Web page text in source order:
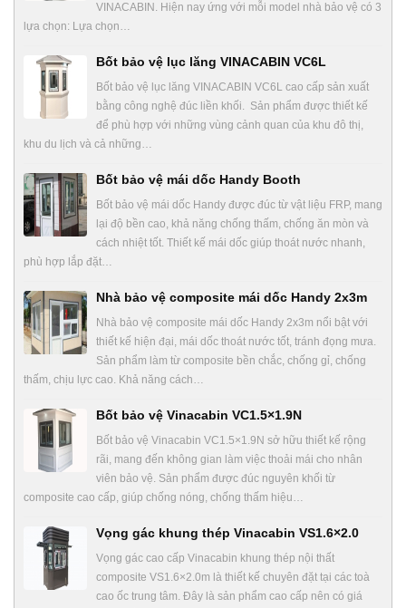
VINACABIN. Hiện nay ứng với mỗi model nhà bảo vệ có 3
lựa chọn: Lựa chọn…
Bốt bảo vệ lục lăng VINACABIN VC6L
Bốt bảo vệ lục lăng VINACABIN VC6L cao cấp sản xuất
bằng công nghệ đúc liền khối. Sản phẩm được thiết kế
để phù hợp với những vùng cảnh quan của khu đô thị,
khu du lịch và cả những…
Bốt bảo vệ mái dốc Handy Booth
Bốt bảo vệ mái dốc Handy được đúc từ vật liệu FRP, mang
lại độ bền cao, khả năng chống thấm, chống ăn mòn và
cách nhiệt tốt. Thiết kế mái dốc giúp thoát nước nhanh,
phù hợp lắp đặt…
Nhà bảo vệ composite mái dốc Handy 2x3m
Nhà bảo vệ composite mái dốc Handy 2x3m nổi bật với
thiết kế hiện đại, mái dốc thoát nước tốt, tránh đọng mưa.
Sản phẩm làm từ composite bền chắc, chống gỉ, chống
thấm, chịu lực cao. Khả năng cách…
Bốt bảo vệ Vinacabin VC1.5×1.9N
Bốt bảo vệ Vinacabin VC1.5×1.9N sở hữu thiết kế rộng
rãi, mang đến không gian làm việc thoải mái cho nhân
viên bảo vệ. Sản phẩm được đúc nguyên khối từ
composite cao cấp, giúp chống nóng, chống thấm hiệu…
Vọng gác khung thép Vinacabin VS1.6×2.0
Vọng gác cao cấp Vinacabin khung thép nội thất
composite VS1.6×2.0m là thiết kế chuyên đặt tại các toà
cao ốc trung tâm. Đây là sản phẩm cao cấp nên có giá